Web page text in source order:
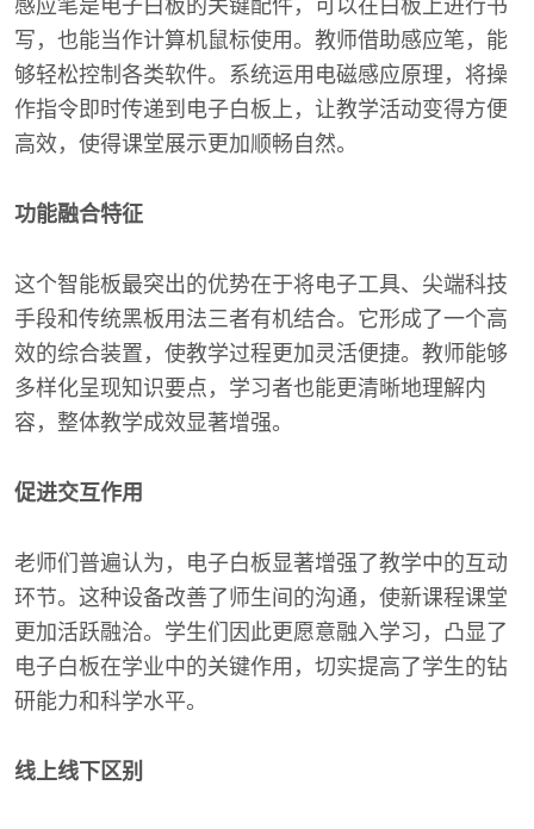
感应笔是电子白板的关键配件，可以在白板上进行书
写，也能当作计算机鼠标使用。教师借助感应笔，能
够轻松控制各类软件。系统运用电磁感应原理，将操
作指令即时传递到电子白板上，让教学活动变得方便
高效，使得课堂展示更加顺畅自然。
功能融合特征
这个智能板最突出的优势在于将电子工具、尖端科技
手段和传统黑板用法三者有机结合。它形成了一个高
效的综合装置，使教学过程更加灵活便捷。教师能够
多样化呈现知识要点，学习者也能更清晰地理解内
容，整体教学成效显著增强。
促进交互作用
老师们普遍认为，电子白板显著增强了教学中的互动
环节。这种设备改善了师生间的沟通，使新课程课堂
更加活跃融洽。学生们因此更愿意融入学习，凸显了
电子白板在学业中的关键作用，切实提高了学生的钻
研能力和科学水平。
线上线下区别